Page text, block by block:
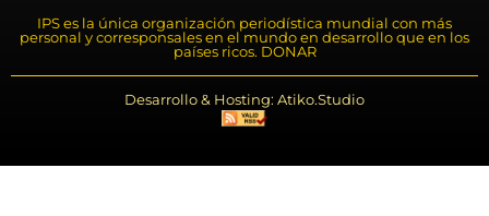
IPS es la única organización periodística mundial con más
personal y corresponsales en el mundo en desarrollo que en los
países ricos. DONAR
Desarrollo & Hosting: Atiko.Studio